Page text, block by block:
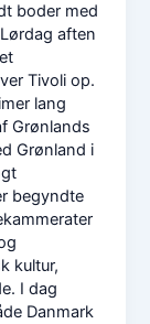
boder med
aften
Tivoli op.
lang
Grønlands
Grønland i
begyndte
kultur,
I dag
Danmark